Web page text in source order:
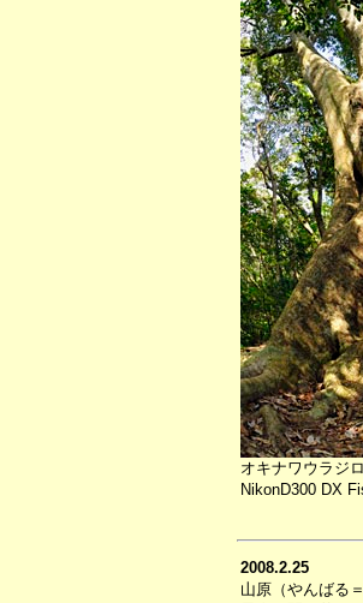
オキナワウラジ
NikonD300 DX
2008.2.25
山原（やんばる